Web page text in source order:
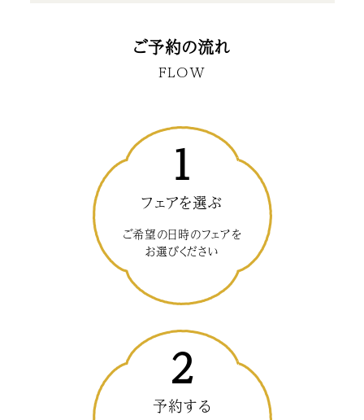
ご予約の流れ
FLOW
1
フェアを選ぶ
ご希望の日時のフェアを
お選びください
2
予約する